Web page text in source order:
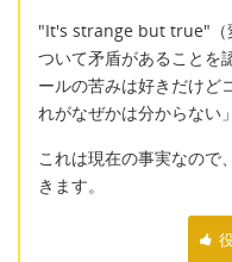
"It's strange but true"（
ついて矛盾があることを
ールの苦みは好きだけど
れがなぜかは分からない
これは現在の事実なの
きます。